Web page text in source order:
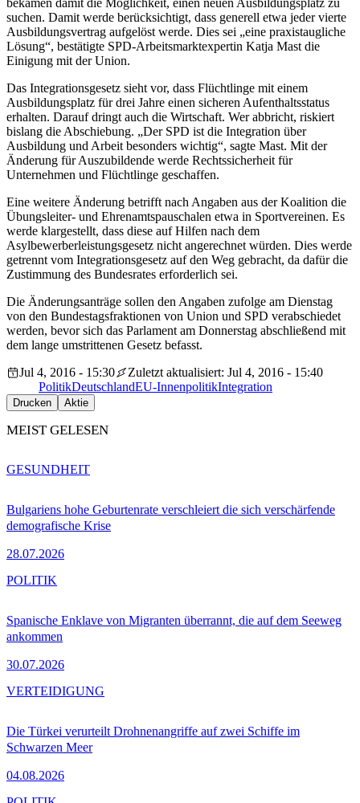
bekämen damit die Möglichkeit, einen neuen Ausbildungsplatz zu
suchen. Damit werde berücksichtigt, dass generell etwa jeder vierte
Ausbildungsvertrag aufgelöst werde. Dies sei „eine praxistaugliche
Lösung“, bestätigte SPD-Arbeitsmarktexpertin Katja Mast die
Einigung mit der Union.
Das Integrationsgesetz sieht vor, dass Flüchtlinge mit einem
Ausbildungsplatz für drei Jahre einen sicheren Aufenthaltsstatus
erhalten. Darauf dringt auch die Wirtschaft. Wer abbricht, riskiert
bislang die Abschiebung. „Der SPD ist die Integration über
Ausbildung und Arbeit besonders wichtig“, sagte Mast. Mit der
Änderung für Auszubildende werde Rechtssicherheit für
Unternehmen und Flüchtlinge geschaffen.
Eine weitere Änderung betrifft nach Angaben aus der Koalition die
Übungsleiter- und Ehrenamtspauschalen etwa in Sportvereinen. Es
werde klargestellt, dass diese auf Hilfen nach dem
Asylbewerberleistungsgesetz nicht angerechnet würden. Dies werde
getrennt vom Integrationsgesetz auf den Weg gebracht, da dafür die
Zustimmung des Bundesrates erforderlich sei.
Die Änderungsanträge sollen den Angaben zufolge am Dienstag
von den Bundestagsfraktionen von Union und SPD verabschiedet
werden, bevor sich das Parlament am Donnerstag abschließend mit
dem lange umstrittenen Gesetz befasst.
Jul 4, 2016 - 15:30
Zuletzt aktualisiert: Jul 4, 2016 - 15:40
PolitikDeutschlandEU-InnenpolitikIntegration
Drucken Aktie
MEIST GELESEN
Bulgariens hohe Geburtenrate verschleiert die sich verschärfende
demografische Krise
28.07.2026
GESUNDHEIT
Spanische Enklave von Migranten überrannt, die auf dem Seeweg
ankommen
30.07.2026
POLITIK
Die Türkei verurteilt Drohnenangriffe auf zwei Schiffe im
Schwarzen Meer
04.08.2026
VERTEIDIGUNG